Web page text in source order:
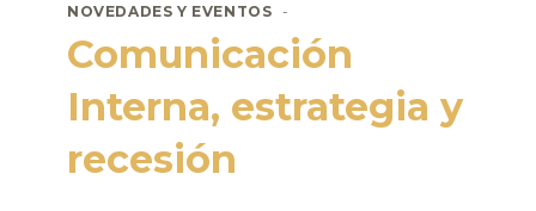
NOVEDADES Y EVENTOS
Comunicación
Interna, estrategia y
recesión